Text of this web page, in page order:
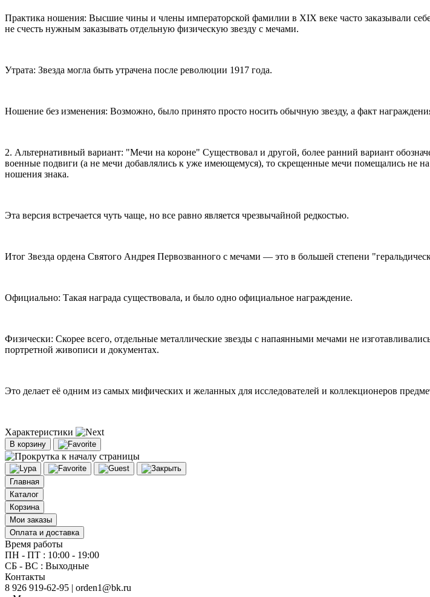
Практика ношения: Высшие чины и члены императорской фамилии в XIX веке часто заказывали
не счесть нужным заказывать отдельную физическую звезду с мечами.
Утрата: Звезда могла быть утрачена после революции 1917 года.
Ношение без изменения: Возможно, было принято просто носить обычную звезду, а факт
2. Альтернативный вариант: "Мечи на короне" Существовал и другой, более ранний вариант
военные подвиги (а не мечи добавлялись к уже имеющемуся), то скрещенные мечи помещались не на
ношения знака.
Эта версия встречается чуть чаще, но все равно является чрезвычайной редкостью.
Итог Звезда ордена Святого Андрея Первозванного с мечами — это в большей степени
Официально: Такая награда существовала, и было одно официальное награждение.
Физически: Скорее всего, отдельные металлические звезды с напаянными мечами не
портретной живописи и документах.
Это делает её одним из самых мифических и желанных для исследователей и коллекционеров
Характеристики
В корзину
Главная
Каталог
Корзина
Мои заказы
Оплата и доставка
Время работы
ПН - ПТ : 10:00 - 19:00
СБ - ВС : Выходные
Контакты
8 926 919-62-95 | orden1@bk.ru